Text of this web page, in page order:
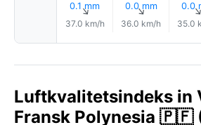
0.1 mm
↑
37.0 km/h
0.0 mm
↑
36.0 km/h
0.0
35.0
Luftkvalitetsindeks in
Fransk Polynesia 🇵🇫